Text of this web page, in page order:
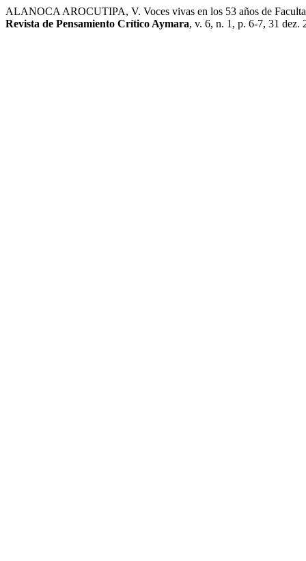
ALANOCA AROCUTIPA, V. Voces vivas en los 53 años de
Revista de Pensamiento Crítico Aymara, v. 6, n. 1, p. 6-7, 31 dez.